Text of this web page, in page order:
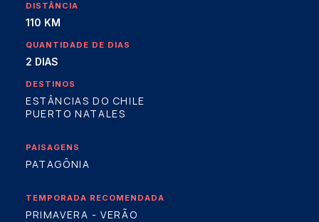
DISTÂNCIA
110 KM
QUANTIDADE DE DIAS
2 DIAS
DESTINOS
ESTÂNCIAS DO CHILE
PUERTO NATALES
PAISAGENS
PATAGÔNIA
TEMPORADA RECOMENDADA
PRIMAVERA - VERÃO